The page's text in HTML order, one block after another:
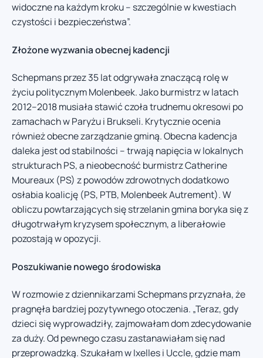
widoczne na każdym kroku – szczególnie w kwestiach
czystości i bezpieczeństwa”.
Złożone wyzwania obecnej kadencji
Schepmans przez 35 lat odgrywała znaczącą rolę w
życiu politycznym Molenbeek. Jako burmistrz w latach
2012–2018 musiała stawić czoła trudnemu okresowi po
zamachach w Paryżu i Brukseli. Krytycznie ocenia
również obecne zarządzanie gminą. Obecna kadencja
daleka jest od stabilności – trwają napięcia w lokalnych
strukturach PS, a nieobecność burmistrz Catherine
Moureaux (PS) z powodów zdrowotnych dodatkowo
osłabia koalicję (PS, PTB, Molenbeek Autrement). W
obliczu powtarzających się strzelanin gmina boryka się z
długotrwałym kryzysem społecznym, a liberałowie
pozostają w opozycji.
Poszukiwanie nowego środowiska
W rozmowie z dziennikarzami Schepmans przyznała, że
pragnęła bardziej pozytywnego otoczenia. „Teraz, gdy
dzieci się wyprowadziły, zajmowałam dom zdecydowanie
za duży. Od pewnego czasu zastanawiałam się nad
przeprowadzką. Szukałam w Ixelles i Uccle, gdzie mam